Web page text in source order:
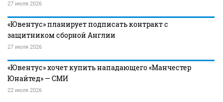
27 июля 2026
«Ювентус» планирует подписать контракт с
защитником сборной Англии
27 июля 2026
«Ювентус» хочет купить нападающего «Манчестер
Юнайтед» — СМИ
22 июля 2026